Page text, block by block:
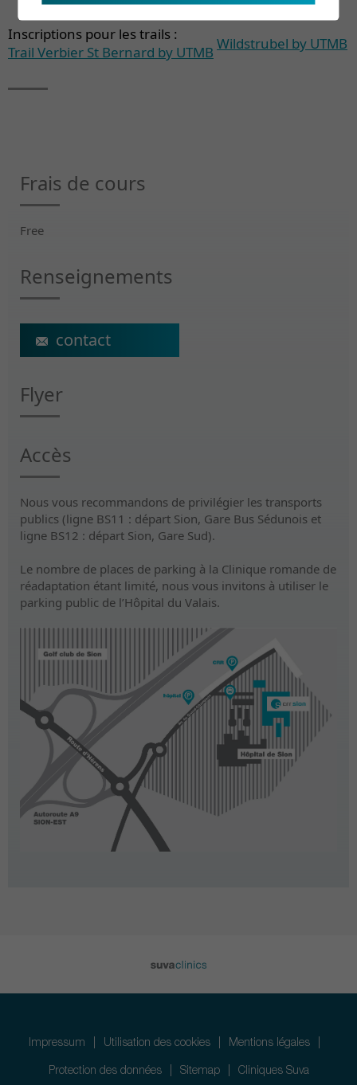
Inscriptions pour les trails :
Trail Verbier St Bernard by UTMB Wildstrubel by UTMB
Frais de cours
Free
Renseignements
ecs@crr-suva.ch
Flyer
Accès
Nous vous recommandons de privilégier les transports
publics (ligne BS11 : départ Sion, Gare Bus Sédunois et
ligne BS12 : départ Sion, Gare Sud).
Le nombre de places de parking à la Clinique romande de
réadaptation étant limité, nous vous invitons à utiliser le
parking public de l’Hôpital du Valais.
Impressum Utilisation des cookies Mentions légales
Protection des données Sitemap Cliniques Suva